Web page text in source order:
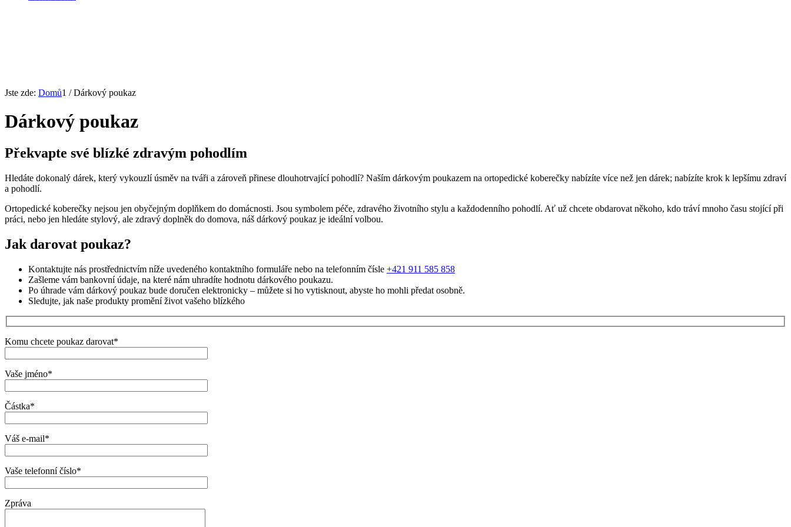
Jste zde: Domů1 / Dárkový poukaz
Dárkový poukaz
Překvapte své blízké zdravým pohodlím
Hledáte dokonalý dárek, který vykouzlí úsměv na tváři a zároveň přinese dlouhotrvající pohodlí? Naším dárkovým poukazem na ortopedické koberečky nabízíte více než jen dárek; nabízíte krok k lepšímu zdraví
a pohodlí.
Ortopedické koberečky nejsou jen obyčejným doplňkem do domácnosti. Jsou symbolem péče, zdravého životního stylu a každodenního pohodlí. Ať už chcete obdarovat někoho, kdo tráví mnoho času stojící při
práci, nebo jen hledáte stylový, ale zdravý doplněk do domova, náš dárkový poukaz je ideální volbou.
Jak darovat poukaz?
Kontaktujte nás prostřednictvím níže uvedeného kontaktního formuláře nebo na telefonním čísle +421 911 585 858
Zašleme vám bankovní údaje, na které nám uhradíte hodnotu dárkového poukazu.
Po úhrade vám dárkový poukaz bude doručen elektronicky – můžete si ho vytisknout, abyste ho mohli předat osobně.
Sledujte, jak naše produkty promění život vašeho blízkého
Komu chcete poukaz darovat*
Vaše jméno*
Částka*
Váš e-mail*
Vaše telefonní číslo*
Zpráva